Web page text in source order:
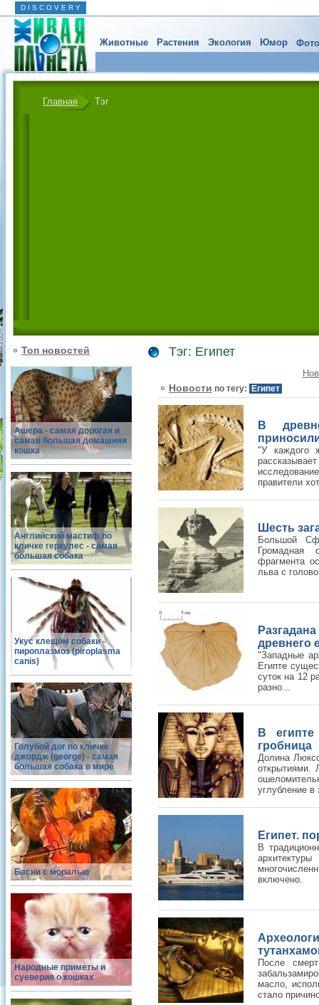
D I S C O V E R Y
Животные Растения Экология Юмор
Главная Тэг
Топ новостей
Ашера - самая дорогая и
самая большая домашняя
кошка
Английский мастиф по
кличке геркулес - самая
большая собака
Укус клещом собаки -
пироплазмоз (piroplasma
canis)
Голубой дог по кличке
джордж (george) - самая
большая собака в мире
Басни с моралью
Народные приметы и
суеверия о кошках
Тэг: Египет
Новости по тегу: Египет
В
"У каждого
правители
Шесть
Большой
Громадная
фрагмента
льва с
древнего
"Западные
Египте
суток на 12
разно...
В
гробница
Долина
открытиями.
углубление
Египет.
В
включено.
После
масло,
стало